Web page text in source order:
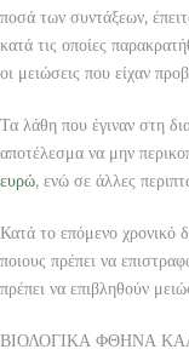
ποσά των συντάξεων,
κατά τις οποίες
οι μειώσεις που είχαν
Τα λάθη που έγιναν στη
αποτέλεσμα να μην
ευρώ, ενώ σε άλλες
Κατά το επόμενο χρονικό
ποιους πρέπει να
πρέπει να επιβληθούν
ΒΙΟΛΟΓΙΚΑ ΦΘΗΝΑ